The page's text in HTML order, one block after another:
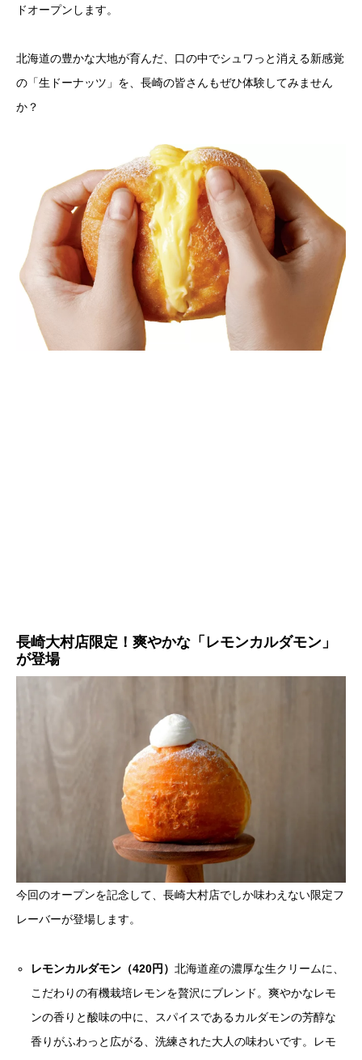
ドオープンします。
北海道の豊かな大地が育んだ、口の中でシュワっと消える新感覚
の「生ドーナッツ」を、長崎の皆さんもぜひ体験してみません
か？
長崎大村店限定！爽やかな「レモンカルダモン」
が登場
今回のオープンを記念して、長崎大村店でしか味わえない限定フ
レーバーが登場します。
レモンカルダモン（420円）北海道産の濃厚な生クリームに、
こだわりの有機栽培レモンを贅沢にブレンド。爽やかなレモ
ンの香りと酸味の中に、スパイスであるカルダモンの芳醇な
香りがふわっと広がる、洗練された大人の味わいです。レモ